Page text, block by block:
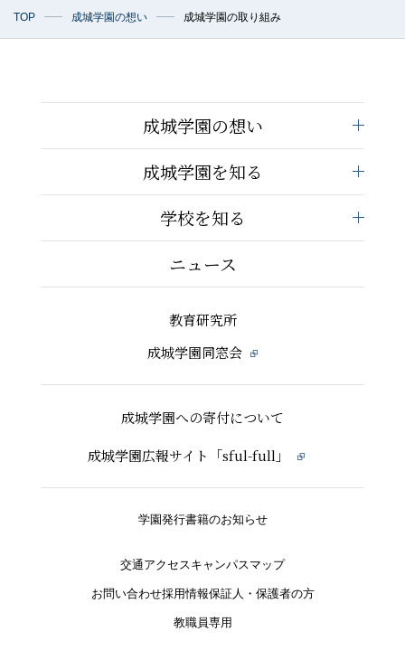
TOP 成城学園の想い 成城学園の取り組み
成城学園の想い
成城学園を知る
学校を知る
ニュース
教育研究所
成城学園同窓会
成城学園への寄付について
成城学園広報サイト「sful-full」
学園発行書籍のお知らせ
交通アクセス キャンパスマップ
お問い合わせ採用情報保証人・保護者の方
教職員専用